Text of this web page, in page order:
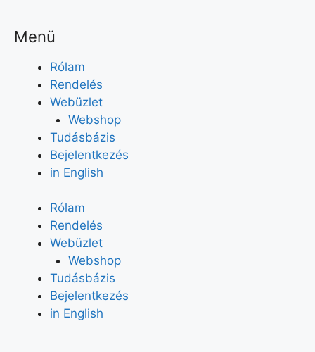
Menü
Rólam
Rendelés
Webüzlet
Webshop
Tudásbázis
Bejelentkezés
in English
Rólam
Rendelés
Webüzlet
Webshop
Tudásbázis
Bejelentkezés
in English